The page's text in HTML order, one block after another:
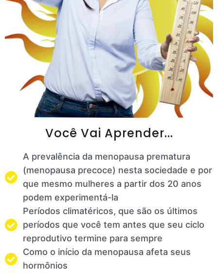
Você Vai Aprender...
A prevalência da menopausa prematura
(menopausa precoce) nesta sociedade e por
que mesmo mulheres a partir dos 20 anos
podem experimentá-la
Períodos climatéricos, que são os últimos
períodos que você tem antes que seu ciclo
reprodutivo termine para sempre
Como o início da menopausa afeta seus
hormônios